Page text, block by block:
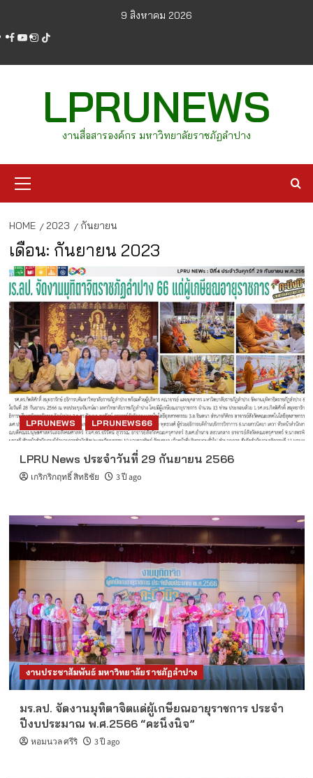
content
9 สิงหาคม 2026
facebook
youtube
instagram
tiktok
LPRUNEWS
งานสื่อสารองค์กร มหาวิทยาลัยราชภัฏลำปาง
Menu
HOME 2023 กันยายน
เดือน: กันยายน 2023
LPRUNEWS LPRUNEWS66
LPRU News ประจำวันที่ 29 กันยายน 2566
เกริกริกฤทธิ์ สิทธิชัย 3 ปี ago
งานประชาสัมพันธ์ มหาวิทยาลัยราชภัฏลำปาง
มร.ลป. จัดงานมุทิตาจิตแด่ผู้เกษียณอายุราชการ ประจำ
ปีงบประมาณ พ.ศ.2566 “คะนึงนิจ”
หอมนวล ศรีริ 3 ปี ago